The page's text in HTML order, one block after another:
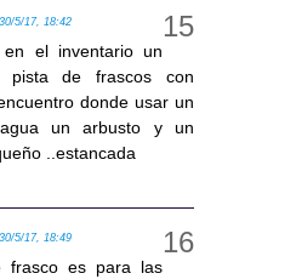
30/5/17, 18:42
el inventario un
pista de frascos con
donde usar un
un arbusto y un
..estancada
30/5/17, 18:49
frasco es para las